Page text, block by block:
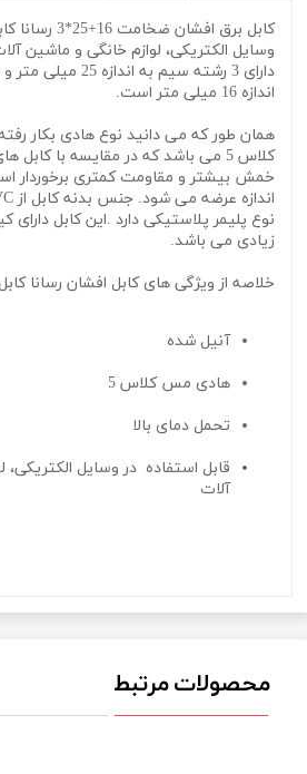
کابل برق افشان
وسایل الکتریکی، لوازم خانگی و ماشین
دارای 3 رشته سیم به
اندازه 16 میلی متر است.
همان طور که می دانید نوع هادی بکار
کلاس 5 می باشد که در مقایسه با کابل
خمش بیشتر و مقاومت کمتری برخوردار
نوع پلیمر پلاستیکی دارد .این کابل دارای
زیادی می باشد.
خلاصه از ویژگی های کابل افشان رسانا
آنیل شده
هادی مس کلاس 5
تحمل دمای بالا
قابل استفاده در وسایل الکتریکی،
آلات
محصولات مرتبط